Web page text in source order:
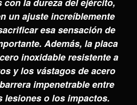
un ajuste increíblemente
esa sensación de
Además, la placa
inoxidable resistente a
y los vástagos de acero
impenetrable entre
lesiones o los impactos.